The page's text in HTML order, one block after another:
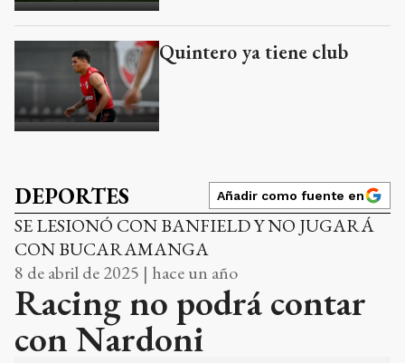
Quintero ya tiene club
DEPORTES Añadir como fuente en
SE LESIONÓ CON BANFIELD Y NO JUGARÁ
CON BUCARAMANGA
8 de abril de 2025 | hace un año
Racing no podrá contar
con Nardoni